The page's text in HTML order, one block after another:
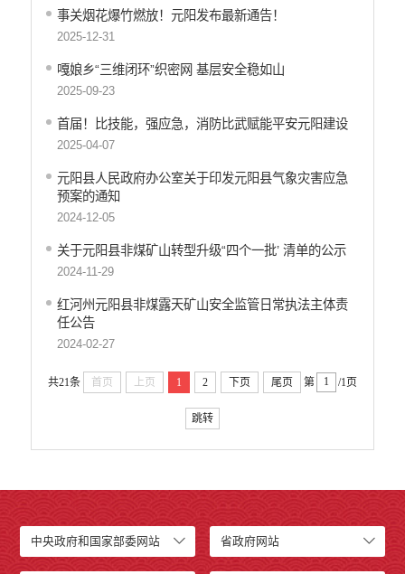
事关烟花爆竹燃放！元阳发布最新通告！
2025-12-31
嘎娘乡“三维闭环”织密网 基层安全稳如山
2025-09-23
首届！比技能，强应急，消防比武赋能平安元阳建设
2025-04-07
元阳县人民政府办公室关于印发元阳县气象灾害应急
预案的通知
2024-12-05
关于元阳县非煤矿山转型升级“四个一批’ 清单的公示
2024-11-29
红河州元阳县非煤露天矿山安全监管日常执法主体责
任公告
2024-02-27
共21条 首页 上页 1 2 下页 尾页 第 /1页
跳转
中央政府和国家部委网站 省政府网站